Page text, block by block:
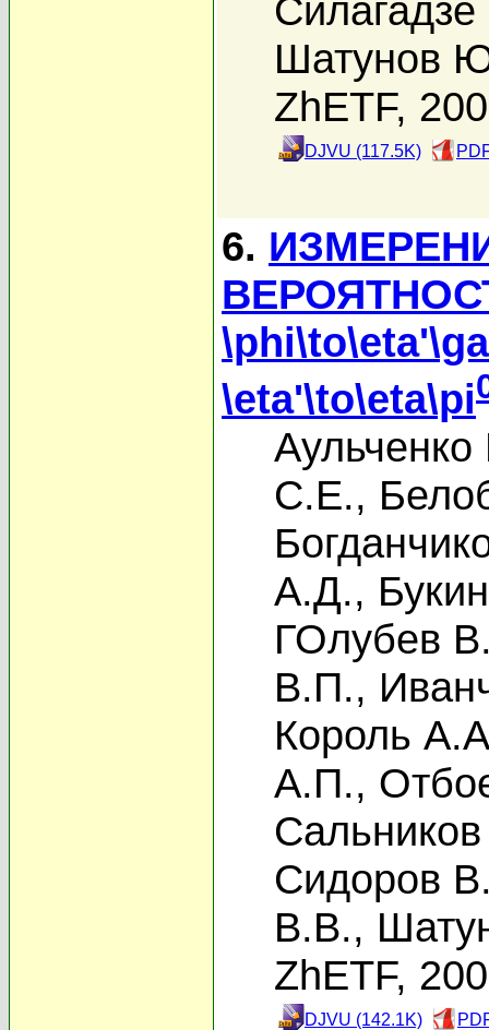
Шатунов
ZhETF,
DJVU (117.5K)
6.
\eta'\to\eta\pi
С.Е.,
А.Д.,
ГОлубев
В.П.,
Король
А.П.,
Сидоров
В.В.,
ZhETF,
DJVU (142.1K)